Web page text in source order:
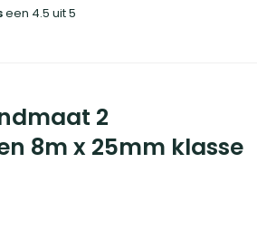
een 4.5 uit 5
2
8m x 25mm klasse